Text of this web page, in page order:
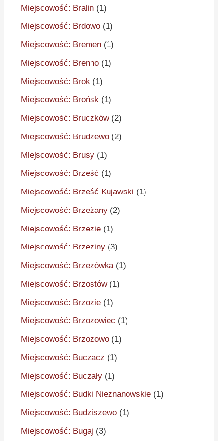
Miejscowość: Bralin (1)
Miejscowość: Brdowo (1)
Miejscowość: Bremen (1)
Miejscowość: Brenno (1)
Miejscowość: Brok (1)
Miejscowość: Brońsk (1)
Miejscowość: Bruczków(2)
Miejscowość: Brudzewo (2)
Miejscowość: Brusy (1)
Miejscowość: Brześć (1)
Miejscowość: Brześć Kujawski (1)
Miejscowość: Brzeżany (2)
Miejscowość: Brzezie (1)
Miejscowość: Brzeziny (3)
Miejscowość: Brzezówka(1)
Miejscowość: Brzostów(1)
Miejscowość: Brzozie (1)
Miejscowość: Brzozowiec (1)
Miejscowość: Brzozowo (1)
Miejscowość: Buczacz (1)
Miejscowość: Buczały (1)
Miejscowość: Budki Nieznanowskie (1)
Miejscowość: Budziszewo (1)
Miejscowość: Bugaj (3)